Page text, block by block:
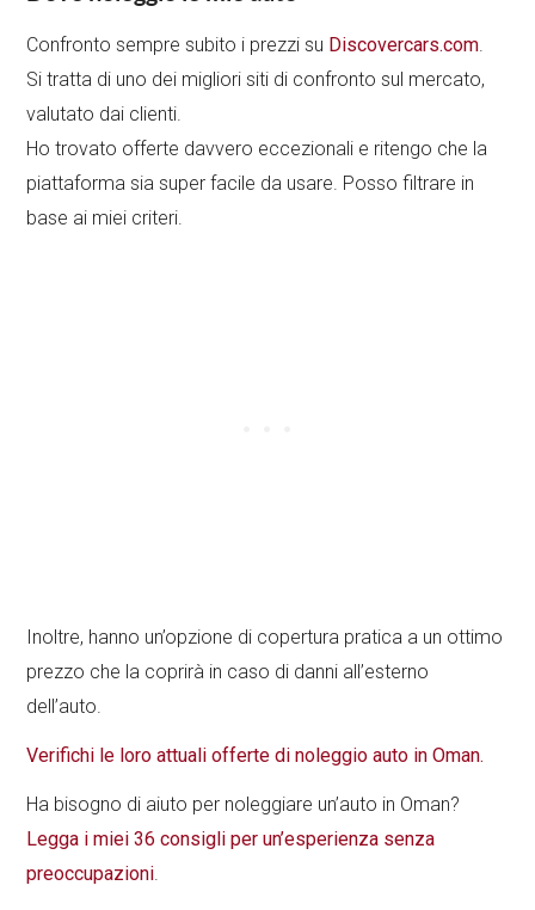
Confronto sempre subito i prezzi su Discovercars.com.
Si tratta di uno dei migliori siti di confronto sul mercato,
valutato dai clienti.
Ho trovato offerte davvero eccezionali e ritengo che la
piattaforma sia super facile da usare. Posso filtrare in
base ai miei criteri.
Inoltre, hanno un’opzione di copertura pratica a un ottimo
prezzo che la coprirà in caso di danni all’esterno
dell’auto.
Verifichi le loro attuali offerte di noleggio auto in Oman.
Ha bisogno di aiuto per noleggiare un’auto in Oman?
Legga i miei 36 consigli per un’esperienza senza
preoccupazioni.